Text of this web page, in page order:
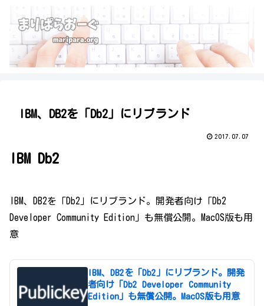
IBM、DB2を「Db2」にリブランド
2017.07.07
IBM Db2
IBM、DB2を「Db2」にリブランド。開発者向け「Db2
Developer Community Edition」も無償公開。MacOS版も用
意
IBM、DB2を「Db2」にリブランド。開発
者向け「Db2 Developer Community
Edition」も無償公開。MacOS版も用意